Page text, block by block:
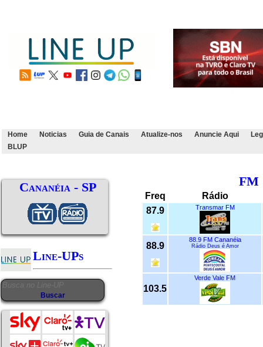
Home Noticias Guia de Canais Atualize-nos Anuncie Aqui
BLUP
Cananéia - SP
Line-UPs
FM
Freq
Rádio
87.9
Transmar FM
88.9
88.9 FM Cananéia
Rádio Deus é Amor
103.5
Verde Vale FM